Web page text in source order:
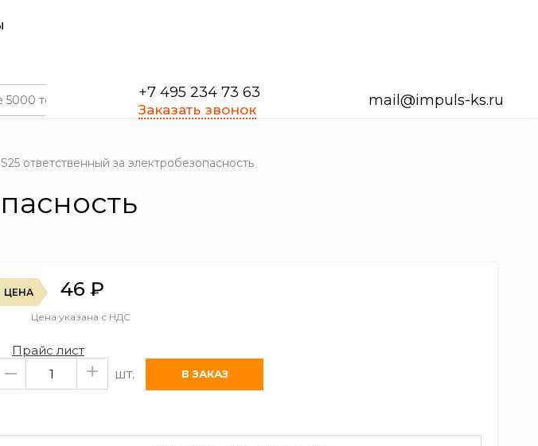
+7 495 234 73 63
Заказать звонок
mail@impuls-ks.ru
S25 ответственный за электробезопасность
ЦЕНА 46 ₽
Цена указана с НДС
Прайс лист
– + шт.